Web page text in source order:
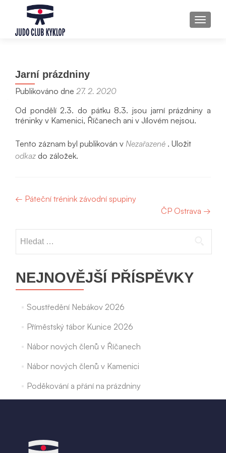
Jarní prázdniny
Publikováno dne 27. 2. 2020
Od pondělí 2.3. do pátku 8.3. jsou jarní prázdniny a
tréninky v Kamenici, Říčanech ani v Jílovém nejsou.
Tento záznam byl publikován v Nezařazené . Uložit
odkaz do záložek.
Navigace
příspěvek
← Páteční trénink závodní spupiny
ČP Ostrava →
NEJNOVĚJŠÍ PŘÍSPĚVKY
Soustředění Nebákov 2026
Příměstský tábor Kunice 2026
Nábor nových členů v Říčanech
Nábor nových členů v Kamenici
Poděkování a přání na prázdniny